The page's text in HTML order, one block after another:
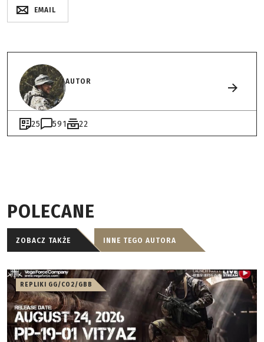
EMAIL
AUTOR
25 591 22
POLECANE
ZOBACZ TAKŻE INNE TEGO AUTORA
REPLIKI GG/CO2/GBB